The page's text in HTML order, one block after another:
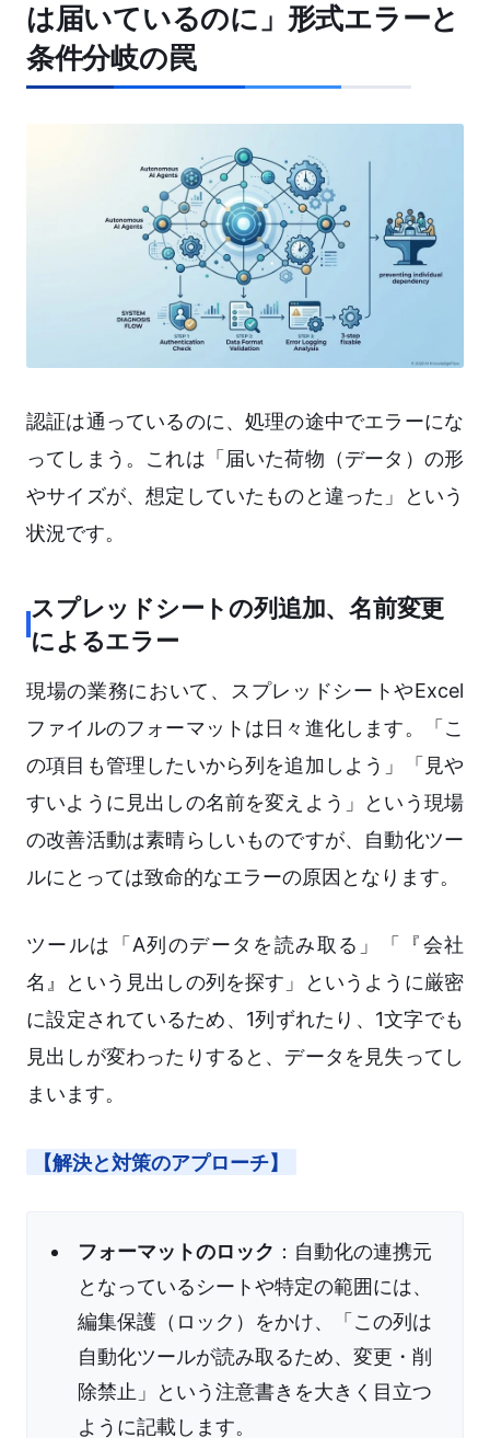
は届いているのに」形式エラーと
条件分岐の罠
認証は通っているのに、処理の途中でエラーにな
ってしまう。これは「届いた荷物（データ）の形
やサイズが、想定していたものと違った」という
状況です。
スプレッドシートの列追加、名前変更
によるエラー
現場の業務において、スプレッドシートやExcel
ファイルのフォーマットは日々進化します。「こ
の項目も管理したいから列を追加しよう」「見や
すいように見出しの名前を変えよう」という現場
の改善活動は素晴らしいものですが、自動化ツー
ルにとっては致命的なエラーの原因となります。
ツールは「A列のデータを読み取る」「『会社
名』という見出しの列を探す」というように厳密
に設定されているため、1列ずれたり、1文字でも
見出しが変わったりすると、データを見失ってし
まいます。
【解決と対策のアプローチ】
フォーマットのロック ：自動化の連携元
となっているシートや特定の範囲には、
編集保護（ロック）をかけ、「この列は
自動化ツールが読み取るため、変更・削
除禁止」という注意書きを大きく目立つ
ように記載します。